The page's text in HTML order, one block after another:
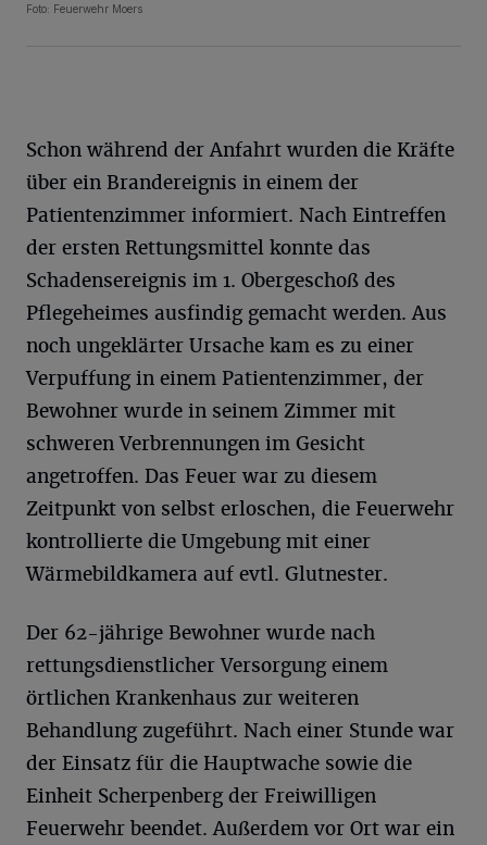
Foto: Feuerwehr Moers
Schon während der Anfahrt wurden die Kräfte
über ein Brandereignis in einem der
Patientenzimmer informiert. Nach Eintreffen
der ersten Rettungsmittel konnte das
Schadensereignis im 1. Obergeschoß des
Pflegeheimes ausfindig gemacht werden. Aus
noch ungeklärter Ursache kam es zu einer
Verpuffung in einem Patientenzimmer, der
Bewohner wurde in seinem Zimmer mit
schweren Verbrennungen im Gesicht
angetroffen. Das Feuer war zu diesem
Zeitpunkt von selbst erloschen, die Feuerwehr
kontrollierte die Umgebung mit einer
Wärmebildkamera auf evtl. Glutnester.
Der 62-jährige Bewohner wurde nach
rettungsdienstlicher Versorgung einem
örtlichen Krankenhaus zur weiteren
Behandlung zugeführt. Nach einer Stunde war
der Einsatz für die Hauptwache sowie die
Einheit Scherpenberg der Freiwilligen
Feuerwehr beendet. Außerdem vor Ort war ein